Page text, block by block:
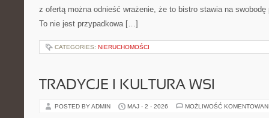
z ofertą można odnieść wrażenie, że to bistro stawia na swobodę
To nie jest przypadkowa […]
CATEGORIES: NIERUCHOMOŚCI
TRADYCJE I KULTURA WSI
POSTED BY ADMIN MAJ - 2 - 2026 MOŻLIWOŚĆ